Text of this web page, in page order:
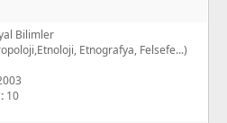
Bilimler
Etnografya, Felsefe...)
10